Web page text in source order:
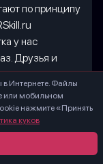
по принципу
у нас
Друзья и
никогда.
несколько
почту
Интернете. Файлы
или мобильном
нажмите «Принять
куков